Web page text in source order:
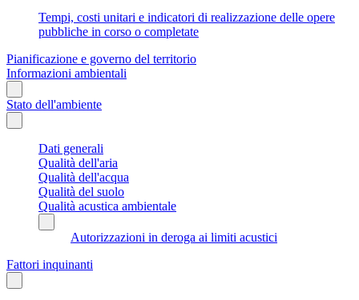
Tempi, costi unitari e indicatori di realizzazione delle opere
pubbliche in corso o completate
Pianificazione e governo del territorio
Informazioni ambientali
Stato dell'ambiente
Dati generali
Qualità dell'aria
Qualità dell'acqua
Qualità del suolo
Qualità acustica ambientale
Autorizzazioni in deroga ai limiti acustici
Fattori inquinanti